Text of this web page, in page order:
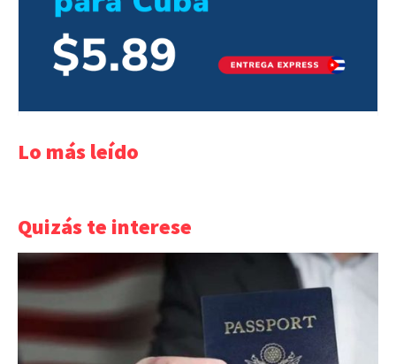
Lo más leído
Quizás te interese